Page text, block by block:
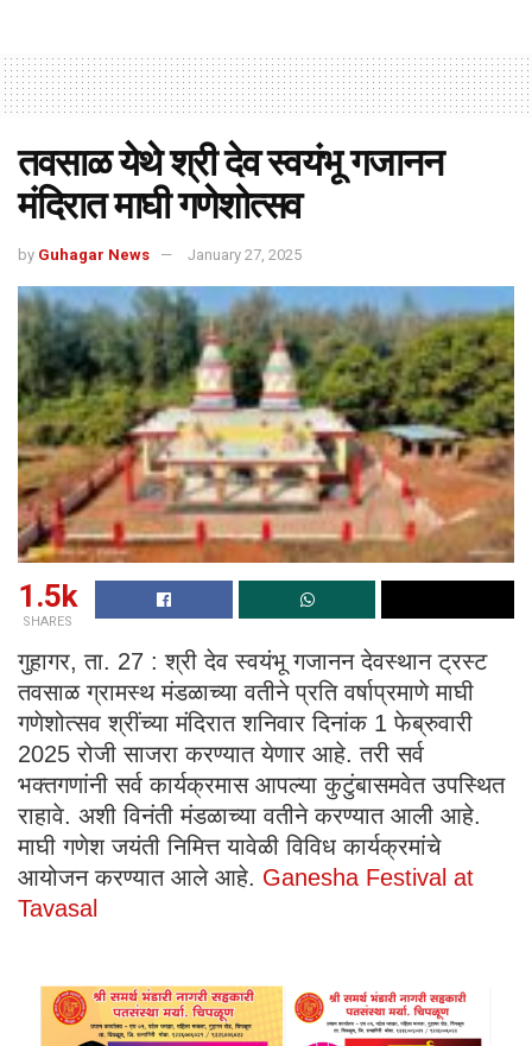
तवसाळ येथे श्री देव स्वयंभू गजानन
मंदिरात माघी गणेशोत्सव
by Guhagar News January 27, 2025
1.5k
SHARES
गुहागर, ता. 27 : श्री देव स्वयंभू गजानन देवस्थान ट्रस्ट
तवसाळ ग्रामस्थ मंडळाच्या वतीने प्रति वर्षाप्रमाणे माघी
गणेशोत्सव श्रींच्या मंदिरात शनिवार दिनांक 1 फेब्रुवारी
2025 रोजी साजरा करण्यात येणार आहे. तरी सर्व
भक्तगणांनी सर्व कार्यक्रमास आपल्या कुटुंबासमवेत उपस्थित
राहावे. अशी विनंती मंडळाच्या वतीने करण्यात आली आहे.
माघी गणेश जयंती निमित्त यावेळी विविध कार्यक्रमांचे
आयोजन करण्यात आले आहे. Ganesha Festival at
Tavasal